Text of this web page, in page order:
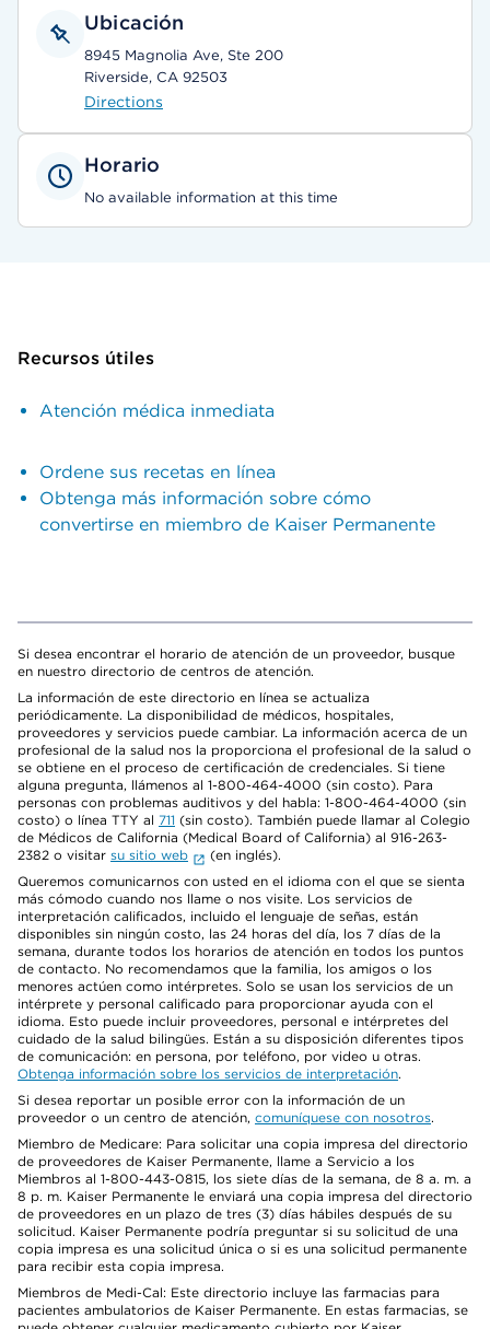
Ubicación
8945 Magnolia Ave, Ste 200
Riverside, CA 92503
Directions
Horario
No available information at this time
Recursos útiles
Atención médica inmediata
Ordene sus recetas en línea
Obtenga más información sobre cómo
convertirse en miembro de Kaiser Permanente
Si desea encontrar el horario de atención de un proveedor, busque
en nuestro directorio de centros de atención.
La información de este directorio en línea se actualiza
periódicamente. La disponibilidad de médicos, hospitales,
proveedores y servicios puede cambiar. La información acerca de un
profesional de la salud nos la proporciona el profesional de la salud o
se obtiene en el proceso de certificación de credenciales. Si tiene
alguna pregunta, llámenos al 1-800-464-4000 (sin costo). Para
personas con problemas auditivos y del habla: 1-800-464-4000 (sin
costo) o línea TTY al 711 (sin costo). También puede llamar al Colegio
de Médicos de California (Medical Board of California) al 916-263-
2382 o visitar su sitio web
(en inglés).
Queremos comunicarnos con usted en el idioma con el que se sienta
más cómodo cuando nos llame o nos visite. Los servicios de
interpretación calificados, incluido el lenguaje de señas, están
disponibles sin ningún costo, las 24 horas del día, los 7 días de la
semana, durante todos los horarios de atención en todos los puntos
de contacto. No recomendamos que la familia, los amigos o los
menores actúen como intérpretes. Solo se usan los servicios de un
intérprete y personal calificado para proporcionar ayuda con el
idioma. Esto puede incluir proveedores, personal e intérpretes del
cuidado de la salud bilingües. Están a su disposición diferentes tipos
de comunicación: en persona, por teléfono, por video u otras.
Obtenga información sobre los servicios de interpretación.
Si desea reportar un posible error con la información de un
proveedor o un centro de atención, comuníquese con nosotros.
Miembro de Medicare: Para solicitar una copia impresa del directorio
de proveedores de Kaiser Permanente, llame a Servicio a los
Miembros al 1-800-443-0815, los siete días de la semana, de 8 a. m. a
8 p. m. Kaiser Permanente le enviará una copia impresa del directorio
de proveedores en un plazo de tres (3) días hábiles después de su
solicitud. Kaiser Permanente podría preguntar si su solicitud de una
copia impresa es una solicitud única o si es una solicitud permanente
para recibir esta copia impresa.
Miembros de Medi-Cal: Este directorio incluye las farmacias para
pacientes ambulatorios de Kaiser Permanente. En estas farmacias, se